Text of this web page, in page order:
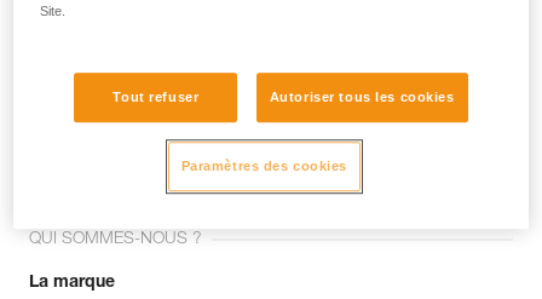
Rejoignez la communauté !
QUI SOMMES-NOUS ?
La marque
Site.
Tout refuser Autoriser tous les cookies
Paramètres des cookies